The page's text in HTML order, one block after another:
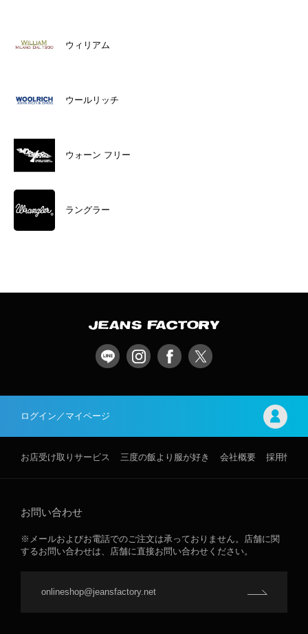
ウィリアム
ウールリッチ
ウォーン フリー
ラングラー
ログイン／マイページ
お店受け取りサービス 三度の飯より服が好き 会社概要 採用情報
お問い合わせ
※メールおよびお電話でのご注文は承っておりません。店舗に関
するお問い合わせは、店舗に直接お問い合わせください。
onlineshop@jeansfactory.net